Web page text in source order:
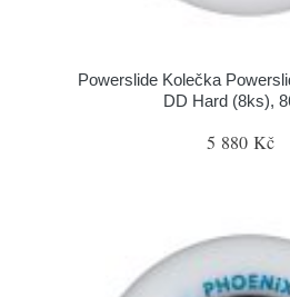
Powerslide Kolečka
DD Hard (8ks),
5 880 Kč